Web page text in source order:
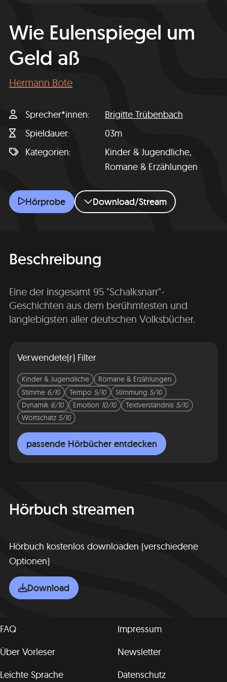
Wie Eulenspiegel um
Geld aß
Hermann Bote
Sprecher*innen
Brigitte Trübenbach
Spieldauer
03m
Kategorien
Kinder & Jugendliche,
Romane & Erzählungen
Wie Eulenspiegel um Geld aß
Hörprobe Download/Stream
Beschreibung
Eine der insgesamt 95 "Schalksnarr"-
Geschichten aus dem berühmtesten und
langlebigsten aller deutschen Volksbücher.
Verwendete(r) Filter
Kinder & Jugendliche
Romane & Erzählungen
Stimme 6/10 Tempo 5/10 Stimmung 5/10
Dynamik 6/10 Emotion 10/10 Textverständnis 5/10
Wortschatz 5/10
passende Hörbücher entdecken
Hörbuch streamen
Hörbuch kostenlos downloaden (verschiedene
Optionen)
Download
FAQ
Über Vorleser
Leichte Sprache
Impressum
Newsletter
Datenschutz